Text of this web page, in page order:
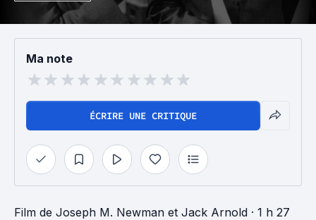
Ma note
ÉCRIRE UNE CRITIQUE
Film de Joseph M. Newman et Jack Arnold · 1 h 27